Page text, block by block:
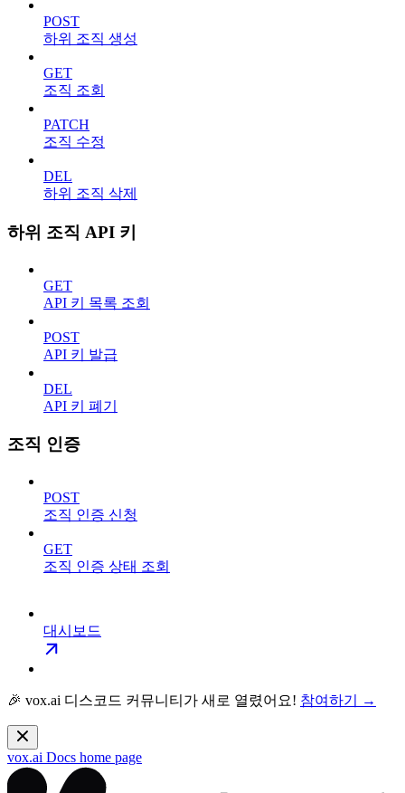
POST
하위 조직 생성
GET
조직 조회
PATCH
조직 수정
DEL
하위 조직 삭제
하위 조직 API 키
GET
API 키 목록 조회
POST
API 키 발급
DEL
API 키 폐기
조직 인증
POST
조직 인증 신청
GET
조직 인증 상태 조회
대시보드
🎉 vox.ai 디스코드 커뮤니티가 새로 열렸어요! 참여하기 →
vox.ai Docs home page